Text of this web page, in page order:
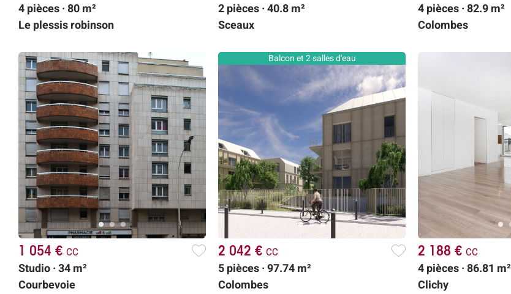
4 pièces · 80 m²
Le plessis robinson
2 pièces · 40.8 m²
Sceaux
4 pièces · 82.9 m²
Colombes
1 054 € cc
Studio · 34 m²
Courbevoie
Balcon et 2 salles d'eau
2 042 € cc
5 pièces · 97.74 m²
Colombes
2 188 € cc
4 pièces · 86.81 m²
Clichy